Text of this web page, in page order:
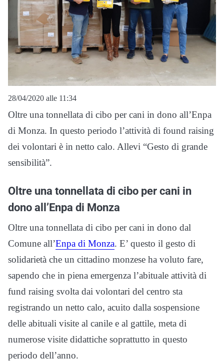
28/04/2020 alle 11:34
Oltre una tonnellata di cibo per cani in dono all’Enpa
di Monza. In questo periodo l’attività di found raising
dei volontari è in netto calo. Allevi “Gesto di grande
sensibilità”.
Oltre una tonnellata di cibo per cani in
dono all’Enpa di Monza
Oltre una tonnellata di cibo per cani in dono dal
Comune all’Enpa di Monza. E’ questo il gesto di
solidarietà che un cittadino monzese ha voluto fare,
sapendo che in piena emergenza l’abituale attività di
fund raising svolta dai volontari del centro sta
registrando un netto calo, acuito dalla sospensione
delle abituali visite al canile e al gattile, meta di
numerose visite didattiche soprattutto in questo
periodo dell’anno.